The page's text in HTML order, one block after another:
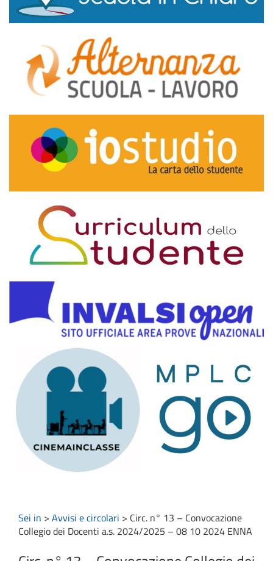
Sei in > Avvisi e circolari > Circ. n° 13 – Convocazione
Collegio dei Docenti a.s. 2024/2025 – 08 10 2024 ENNA